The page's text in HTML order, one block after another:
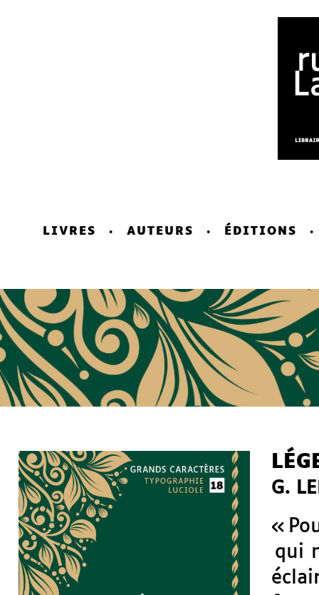
LIVRES AUTEURS ÉDITIONS
G.
«
qui